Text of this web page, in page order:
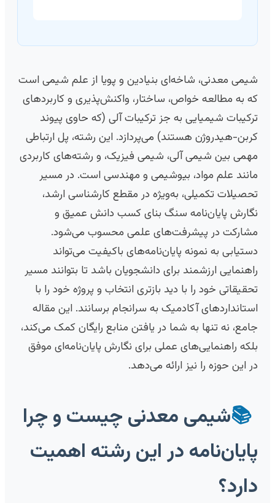
شیمی معدنی، شاخه‌ای بنیادین و پویا از علم شیمی است
که به مطالعه خواص، ساختار، واکنش‌پذیری و کاربردهای
ترکیبات شیمیایی به جز ترکیبات آلی (که حاوی پیوند
کربن-هیدروژن هستند) می‌پردازد. این رشته، پل ارتباطی
مهمی بین شیمی آلی، شیمی فیزیک، و رشته‌های کاربردی
مانند علم مواد، بیوشیمی و مهندسی است. در مسیر
تحصیلات تکمیلی، به‌ویژه در مقطع کارشناسی ارشد،
نگارش پایان‌نامه سنگ بنای کسب دانش عمیق و
مشارکت در پیشرفت‌های علمی محسوب می‌شود.
دستیابی به نمونه پایان‌نامه‌های باکیفیت می‌تواند
راهنمایی ارزشمند برای دانشجویان باشد تا بتوانند مسیر
تحقیقاتی خود را با دید بازتری انتخاب و پروژه خود را با
استانداردهای آکادمیک به سرانجام برسانند. این مقاله
جامع، نه تنها به شما در یافتن منابع رایگان کمک می‌کند،
بلکه راهنمایی‌های عملی برای نگارش پایان‌نامه‌ای موفق
در این حوزه را نیز ارائه می‌دهد.
📚شیمی معدنی چیست و چرا
پایان‌نامه در این رشته اهمیت
دارد؟